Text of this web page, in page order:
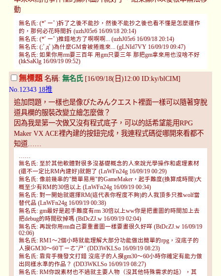
動
無名氏: (*ﾟーﾟ)拆了之後不能抄，然後不能抄之後也看不懂是怎麼運作
的，那何必花時間拆 (uzhJ05r6 16/09/18 20:14)
無名氏: (*ﾟーﾟ)推錯地方了啊啊啊... (uzhJ05r6 16/09/18 20:14)
無名氏: (;ﾟдﾟ)為什麼GM會被捲進來... (gLNId7VY 16/09/19 09:47)
無名氏: 如果你用rm要三百年 用gm只要三年 那把gm拿來用也沒啥不好
(ltkSaKlg 16/09/19 09:52)
無標題名稱: 無名氏[16/09/18(日)12:00 ID:ky/blCIM]
No.12343 18推
追加問題，一樣也是像びたみんクエスト裡面一樣可以隨著穿脫
道具欄的服裝改變立繪怎麼做？
因為我是第一次做又沒有程式底子，可以的話希望能用RPG
Maker VX ACE裡內建的按鈕完成，我連程式碼從哪開來看都不
知道……
……
無名氏: 至於其他軟體對很多沒基礎概念的人來說光學操作和處理素材
(還不一定比RM內建好)就飽了 (LnWFn24g 16/09/19 00:29)
無名氏: 像前幾串的"簡單易用"的GameMaker，起手難度(換算成時間)大
概至少有RM的30倍以上 (LnWFn24g 16/09/19 00:34)
無名氏: 對一開始就選擇RM(這代表你程度不夠)的人我頂多只推wolf當
替代品 (LnWFn24g 16/09/19 00:38)
無名氏: gm最好是起手難度有rm 30倍以上ww你是把畫圖的時間加上去
把debug的時間砍掉嗎 (BtDcZJ.w 16/09/19 02:04)
無名氏: 再說你用rm自己要重畫圖一樣要畫很久好咩 (BtDcZJ.w 16/09/19
02:06)
無名氏: RM1～2個小時就能理解大部分功能做出簡單的rpg，沒底子的
人摸GM30～60ㄒㄧㄜˇㄕˊ (DD3WKLSo 16/09/19 08:23)
無名氏: 靠背手機發文打錯 沒底子的人摸gm30～60小時你確定有能力做
出同樣水準的作品？ (DD3WKLSo 16/09/19 08:27)
無名氏: RM你說素材也不過就主要人物（沒其他特殊需求的話），其